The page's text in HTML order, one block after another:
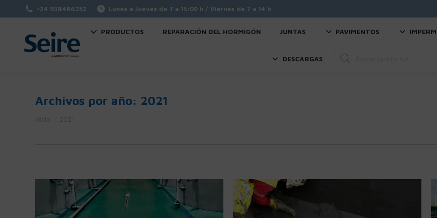
+34 938466252 Lunes a Jueves de 7 a 15:00 h / Viernes de 7 a 14 h
PRODUCTOS REPARACIÓN DEL HORMIGÓN JUNTAS PAVIMENTOS
DESCARGAS
Búsqueda
de
Archivos por año: 2021